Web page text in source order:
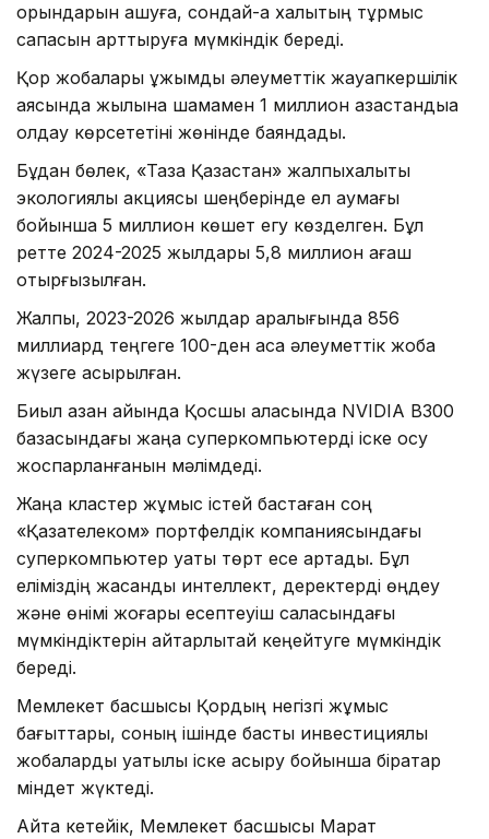
орындарын ашуға, сондай-ақ халықтың тұрмыс
сапасын арттыруға мүмкіндік береді.
Қор жобалары ұжымдық әлеуметтік жауапкершілік
аясында жылына шамамен 1 миллион қазақстандыққа
қолдау көрсететіні жөнінде баяндады.
Бұдан бөлек, «Таза Қазақстан» жалпыхалықтық
экологиялық акциясы шеңберінде ел аумағы
бойынша 5 миллион көшет егу көзделген. Бұл
ретте 2024-2025 жылдары 5,8 миллион ағаш
отырғызылған.
Жалпы, 2023-2026 жылдар аралығында 856
миллиард теңгеге 100-ден аса әлеуметтік жоба
жүзеге асырылған.
Биыл қазан айында Қосшы қаласында NVIDIA B300
базасындағы жаңа суперкомпьютерді іске қосу
жоспарланғанын мәлімдеді.
Жаңа кластер жұмыс істей бастаған соң
«Қазақтелеком» портфелдік компаниясындағы
суперкомпьютер қуаты төрт есе артады. Бұл
еліміздің жасанды интеллект, деректерді өңдеу
және өнімі жоғары есептеуіш саласындағы
мүмкіндіктерін айтарлықтай кеңейтуге мүмкіндік
береді.
Мемлекет басшысы Қордың негізгі жұмыс
бағыттары, соның ішінде басты инвестициялық
жобаларды уақтылы іске асыру бойынша бірқатар
міндет жүктеді.
Айта кетейік, Мемлекет басшысы Марат